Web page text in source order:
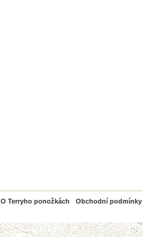
O Terryho ponožkách Obchodní podmínky
PayPal